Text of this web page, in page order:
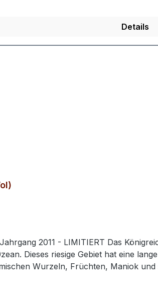
Details
2011 - LIMITIERT Das
Dieses riesige Gebiet hat eine
Wurzeln, Früchten, Maniok
Fassarten, den